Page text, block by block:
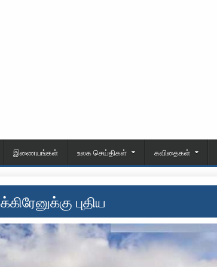
இணையங்கள் உலக செய்திகள் கவிதைகள்
புதிய